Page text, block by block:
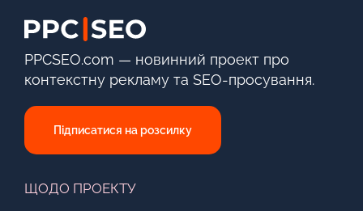
PPCSEO.com — новинний проект про
контекстну рекламу та SEO-просування.
Підписатися на розсилку
ЩОДО ПРОЕКТУ